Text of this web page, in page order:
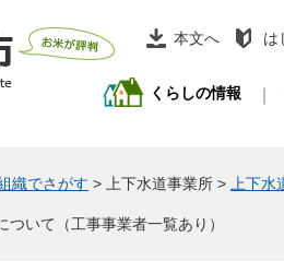
本文へ は
くらしの情報
織でさがす > 上下水道事業所 > 上下
ついて（工事事業者一覧あり）